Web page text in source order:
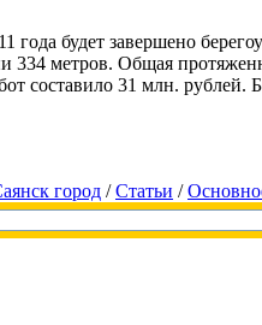
года будет завершено
334 метров. Общая
составило 31 млн.
город /Cтатьи /